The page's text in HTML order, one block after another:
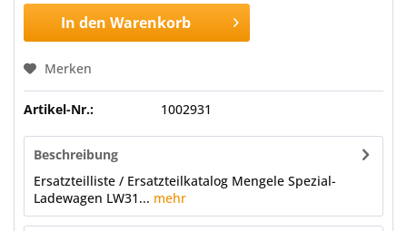
In den Warenkorb
Merken
Artikel-Nr.: 1002931
Beschreibung
Ersatzteilliste / Ersatzteilkatalog Mengele Spezial-
Ladewagen LW31... mehr